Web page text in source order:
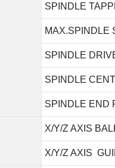
SPINDLE
MAX.SPINDLE
SPINDLE
SPINDLE
SPINDLE END
X/Y/Z AXIS
X/Y/Z AXIS